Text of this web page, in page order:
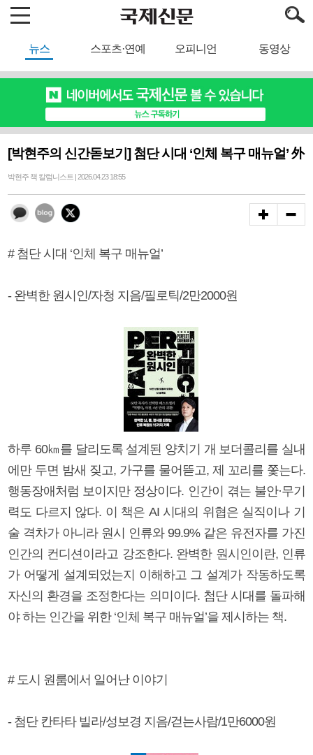
뉴스 스포츠·연예 오피니언 동영상
[박현주의 신간돋보기] 첨단 시대 ‘인체 복구 매뉴얼’ 外
박현주 책 칼럼니스트 | 2026.04.23 18:55
# 첨단 시대 ‘인체 복구 매뉴얼’
- 완벽한 원시인/자청 지음/필로틱/2만2000원
하루 60㎞를 달리도록 설계된 양치기 개 보더콜리를 실내
에만 두면 밤새 짖고, 가구를 물어뜯고, 제 꼬리를 쫓는다.
행동장애처럼 보이지만 정상이다. 인간이 겪는 불안·무기
력도 다르지 않다. 이 책은 AI 시대의 위협은 실직이나 기
술 격차가 아니라 원시 인류와 99.9% 같은 유전자를 가진
인간의 컨디션이라고 강조한다. 완벽한 원시인이란, 인류
가 어떻게 설계되었는지 이해하고 그 설계가 작동하도록
자신의 환경을 조정한다는 의미이다. 첨단 시대를 돌파해
야 하는 인간을 위한 ‘인체 복구 매뉴얼’을 제시하는 책.
# 도시 원룸에서 일어난 이야기
- 첨단 칸타타 빌라/성보경 지음/걷는사람/1만6000원